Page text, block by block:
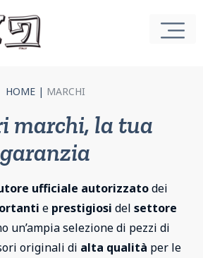
HOME| MARCHI
marchi, la tua
garanzia
ufficiale autorizzatodei
e prestigiosi del settore
un’ampia selezione di pezzi di
originali di alta qualità per le